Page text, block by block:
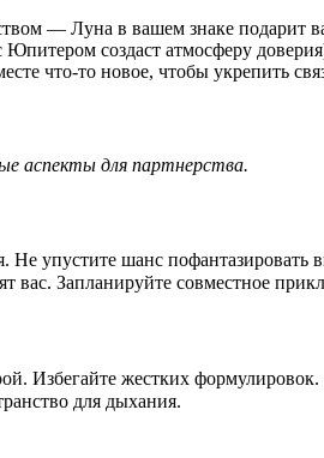
— Луна в вашем знаке подарит
создаст атмосферу
что-то новое, чтобы укрепить
аспекты для партнерства.
упустите шанс пофантазировать
вас. Запланируйте совместное
Избегайте жестких формулировок.
для дыхания.